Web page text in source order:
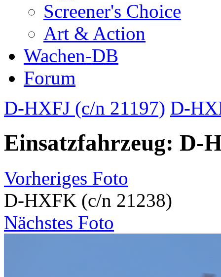
Screener's Choice
Art & Action
Wachen-DB
Forum
D-HXFJ (c/n 21197) D-
Einsatzfahrzeug: D-
Vorheriges Foto
D-HXFK (c/n 21238)
Nächstes Foto